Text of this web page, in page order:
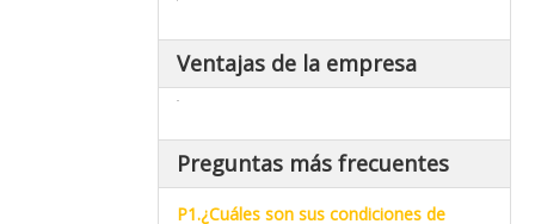
Ventajas de la empresa
Preguntas más frecuentes
P1.¿Cuáles son sus condiciones de